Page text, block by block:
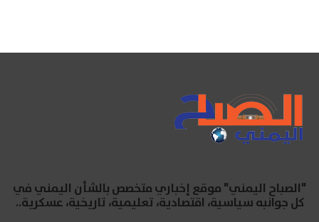
"الصباح اليمني" موقع إخباري متخصص بالشأن اليمني في
كل جوانبه سياسية، اقتصادية، تعليمية، تاريخية، عسكرية..